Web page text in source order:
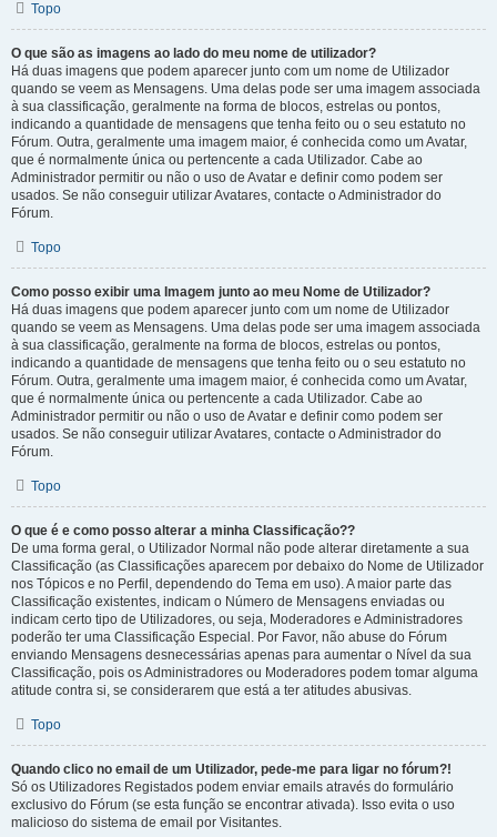
Topo
O que são as imagens ao lado do meu nome de utilizador?
Há duas imagens que podem aparecer junto com um nome de Utilizador
quando se veem as Mensagens. Uma delas pode ser uma imagem associada
à sua classificação, geralmente na forma de blocos, estrelas ou pontos,
indicando a quantidade de mensagens que tenha feito ou o seu estatuto no
Fórum. Outra, geralmente uma imagem maior, é conhecida como um Avatar,
que é normalmente única ou pertencente a cada Utilizador. Cabe ao
Administrador permitir ou não o uso de Avatar e definir como podem ser
usados. Se não conseguir utilizar Avatares, contacte o Administrador do
Fórum.
Topo
Como posso exibir uma Imagem junto ao meu Nome de Utilizador?
Há duas imagens que podem aparecer junto com um nome de Utilizador
quando se veem as Mensagens. Uma delas pode ser uma imagem associada
à sua classificação, geralmente na forma de blocos, estrelas ou pontos,
indicando a quantidade de mensagens que tenha feito ou o seu estatuto no
Fórum. Outra, geralmente uma imagem maior, é conhecida como um Avatar,
que é normalmente única ou pertencente a cada Utilizador. Cabe ao
Administrador permitir ou não o uso de Avatar e definir como podem ser
usados. Se não conseguir utilizar Avatares, contacte o Administrador do
Fórum.
Topo
O que é e como posso alterar a minha Classificação??
De uma forma geral, o Utilizador Normal não pode alterar diretamente a sua
Classificação (as Classificações aparecem por debaixo do Nome de Utilizador
nos Tópicos e no Perfil, dependendo do Tema em uso). A maior parte das
Classificação existentes, indicam o Número de Mensagens enviadas ou
indicam certo tipo de Utilizadores, ou seja, Moderadores e Administradores
poderão ter uma Classificação Especial. Por Favor, não abuse do Fórum
enviando Mensagens desnecessárias apenas para aumentar o Nível da sua
Classificação, pois os Administradores ou Moderadores podem tomar alguma
atitude contra si, se considerarem que está a ter atitudes abusivas.
Topo
Quando clico no email de um Utilizador, pede-me para ligar no fórum?!
Só os Utilizadores Registados podem enviar emails através do formulário
exclusivo do Fórum (se esta função se encontrar ativada). Isso evita o uso
malicioso do sistema de email por Visitantes.